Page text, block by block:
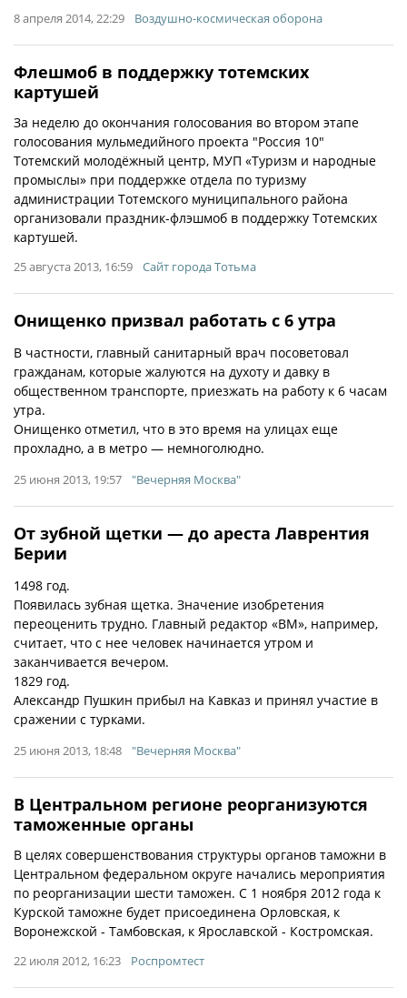
8 апреля 2014, 22:29 Воздушно-космическая оборона
Флешмоб в поддержку тотемских
картушей
За неделю до окончания голосования во втором этапе
голосования мульмедийного проекта "Россия 10"
Тотемский молодёжный центр, МУП «Туризм и народные
промыслы» при поддержке отдела по туризму
администрации Тотемского муниципального района
организовали праздник-флэшмоб в поддержку Тотемских
картушей.
25 августа 2013, 16:59 Сайт города Тотьма
Онищенко призвал работать с 6 утра
В частности, главный санитарный врач посоветовал
гражданам, которые жалуются на духоту и давку в
общественном транспорте, приезжать на работу к 6 часам
утра.
Онищенко отметил, что в это время на улицах еще
прохладно, а в метро — немноголюдно.
25 июня 2013, 19:57 "Вечерняя Москва"
От зубной щетки — до ареста Лаврентия
Берии
1498 год.
Появилась зубная щетка. Значение изобретения
переоценить трудно. Главный редактор «ВМ», например,
считает, что с нее человек начинается утром и
заканчивается вечером.
1829 год.
Александр Пушкин прибыл на Кавказ и принял участие в
сражении с турками.
25 июня 2013, 18:48 "Вечерняя Москва"
В Центральном регионе реорганизуются
таможенные органы
В целях совершенствования структуры органов таможни в
Центральном федеральном округе начались мероприятия
по реорганизации шести таможен. С 1 ноября 2012 года к
Курской таможне будет присоединена Орловская, к
Воронежской - Тамбовская, к Ярославской - Костромская.
22 июля 2012, 16:23 Роспромтест